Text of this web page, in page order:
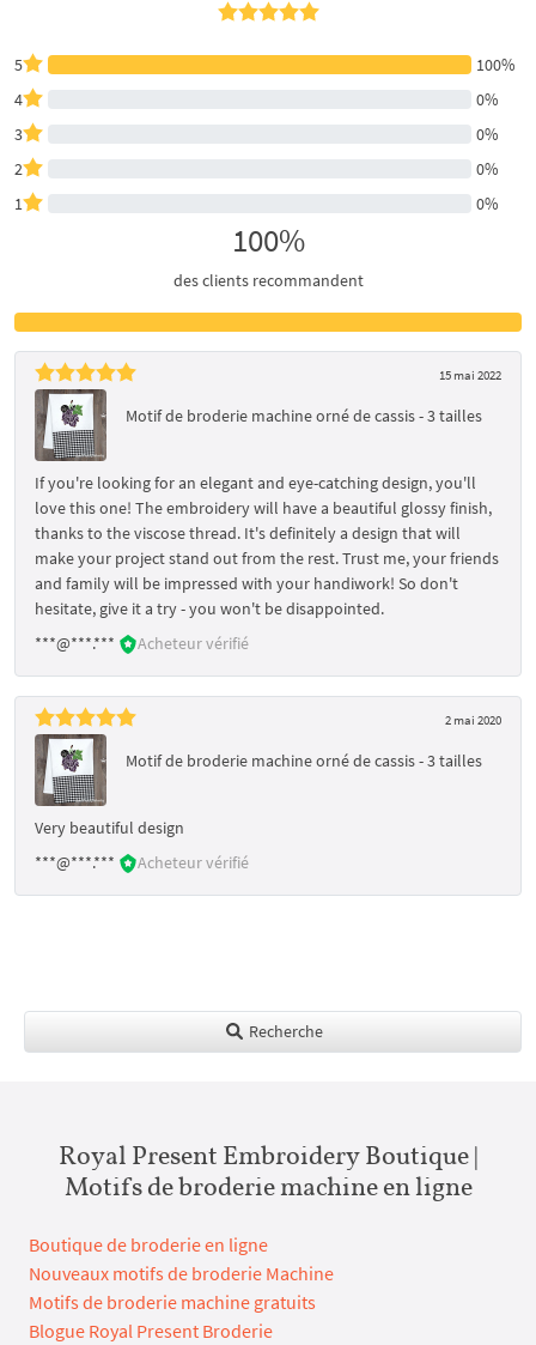
5
100%
4
0%
3
0%
2
0%
1
0%
100%
des clients recommandent
15 mai 2022
Motif de broderie machine orné de cassis - 3 tailles
If you're looking for an elegant and eye-catching design, you'll
love this one! The embroidery will have a beautiful glossy finish,
thanks to the viscose thread. It's definitely a design that will
make your project stand out from the rest. Trust me, your friends
and family will be impressed with your handiwork! So don't
hesitate, give it a try - you won't be disappointed.
***@***.***
Acheteur vérifié
2 mai 2020
Motif de broderie machine orné de cassis - 3 tailles
Very beautiful design
***@***.***
Acheteur vérifié
Recherche
Royal Present Embroidery Boutique |
Motifs de broderie machine en ligne
Boutique de broderie en ligne
Nouveaux motifs de broderie Machine
Motifs de broderie machine gratuits
Blogue Royal Present Broderie